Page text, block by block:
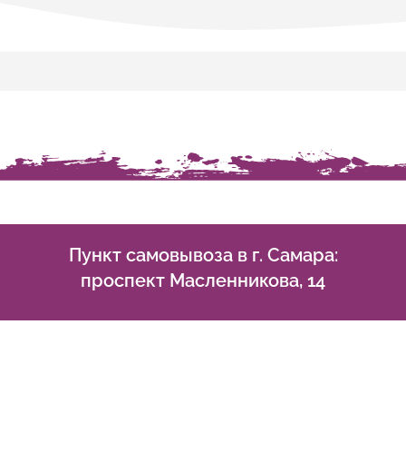
Пункт самовывоза в г. Самара:
проспект Масленникова, 14